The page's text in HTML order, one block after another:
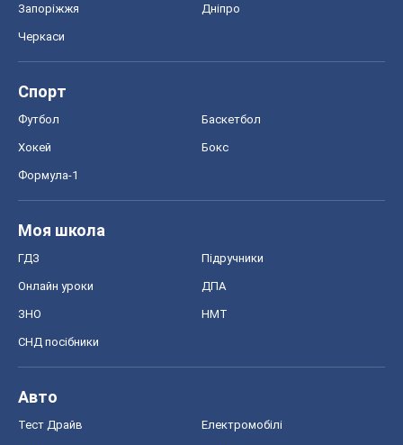
Запоріжжя Дніпро
Черкаси
Спорт
Футбол Баскетбол
Хокей Бокс
Формула-1
Моя школа
ГДЗ Підручники
Онлайн уроки ДПА
ЗНО НМТ
СНД посібники
Авто
Тест Драйв Електромобілі